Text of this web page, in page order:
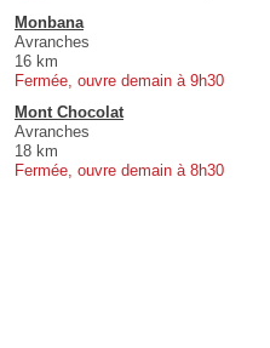
Monbana
Avranches
16 km
Fermée, ouvre demain à 9h30
Mont Chocolat
Avranches
18 km
Fermée, ouvre demain à 8h30